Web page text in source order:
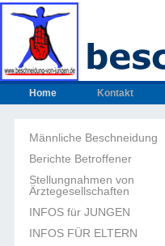
Home Kontakt
Männliche Beschneidung
Berichte Betroffener
Stellungnahmen von
Ärztegesellschaften
INFOS für JUNGEN
INFOS FÜR ELTERN